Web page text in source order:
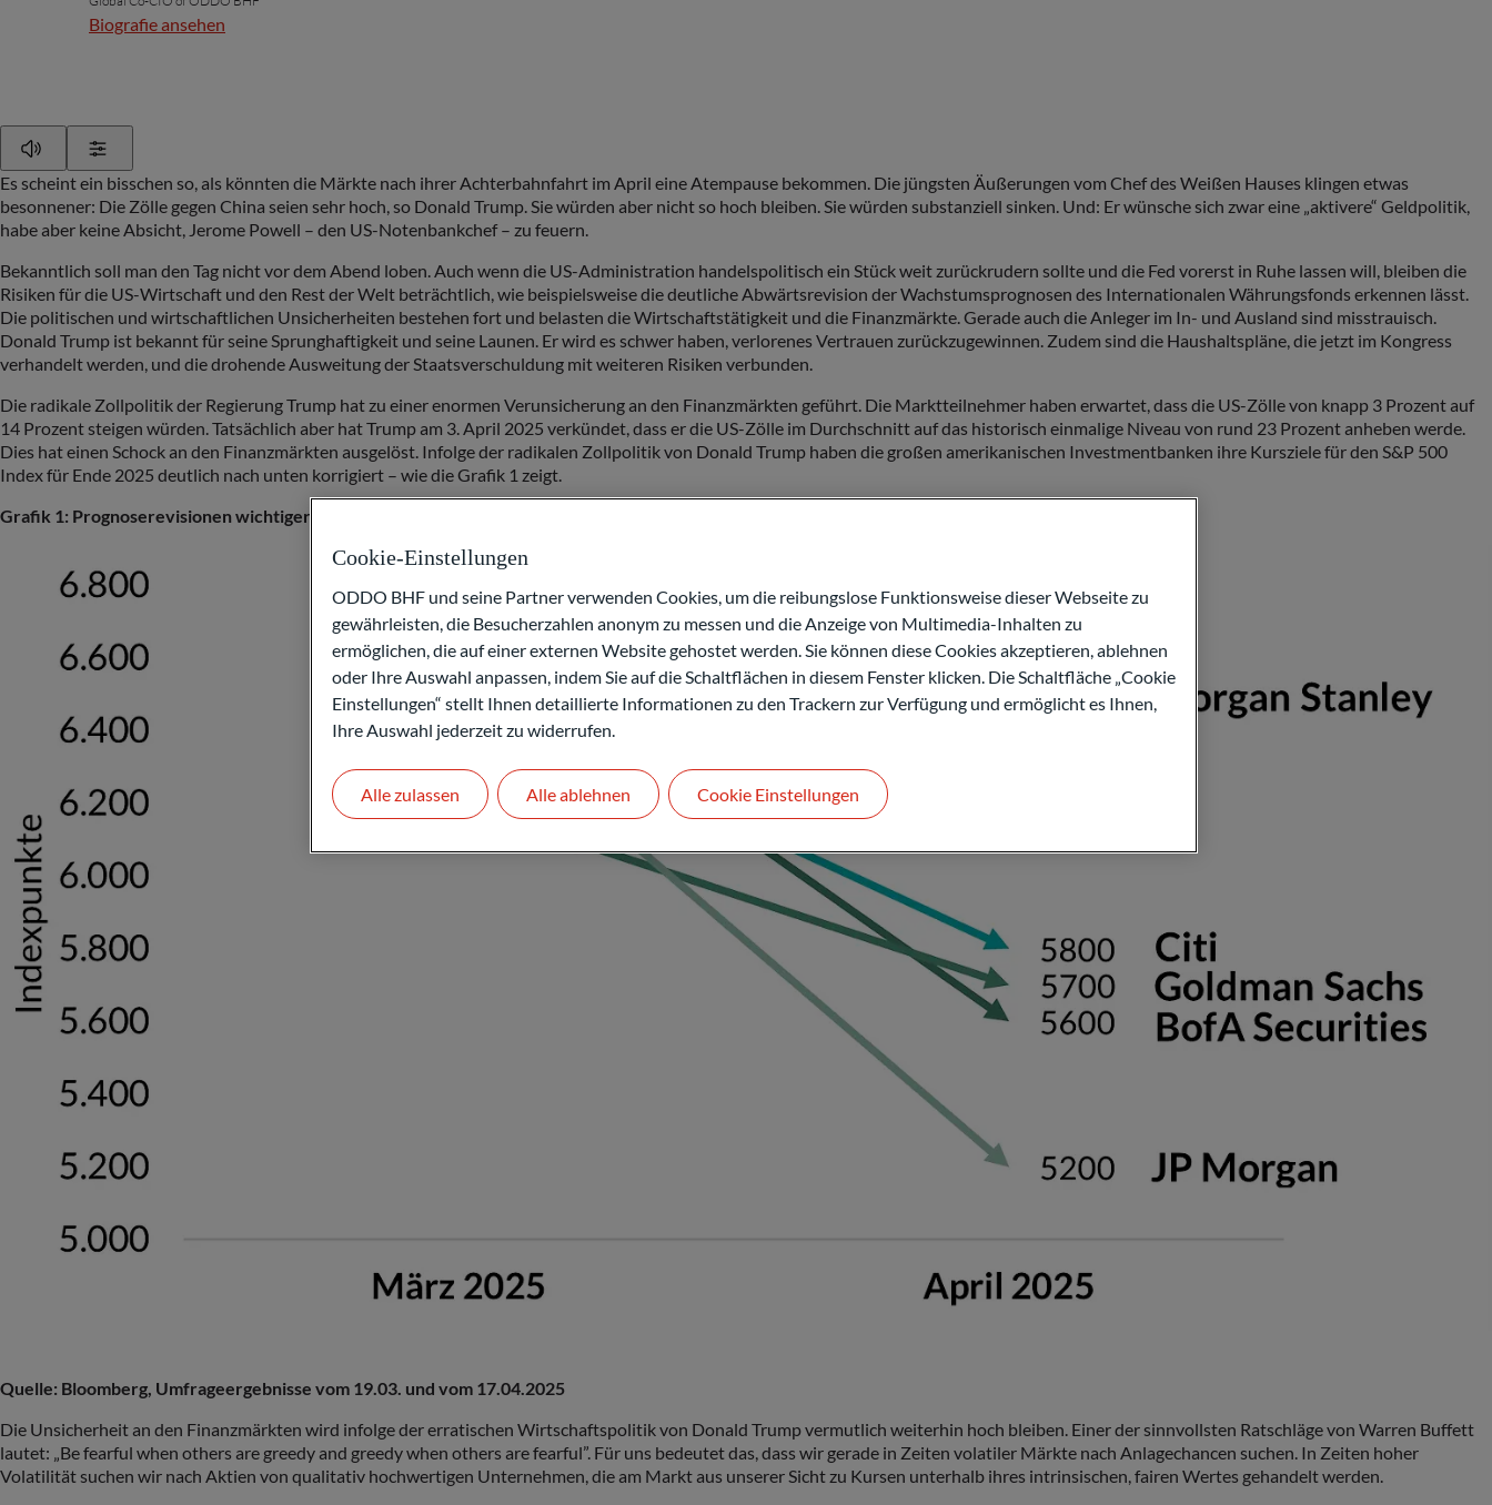
Biografie ansehen
Es scheint ein bisschen so, als könnten die Märkte nach ihrer Achterbahnfahrt im April eine Atempause bekommen. Die jüngsten Äußerungen vom Chef des Weißen Hauses klingen etwas
besonnener: Die Zölle gegen China seien sehr hoch, so Donald Trump. Sie würden aber nicht so hoch bleiben. Sie würden substanziell sinken. Und: Er wünsche sich zwar eine „aktivere“ Geldpolitik,
habe aber keine Absicht, Jerome Powell – den US-Notenbankchef – zu feuern.
Bekanntlich soll man den Tag nicht vor dem Abend loben. Auch wenn die US-Administration handelspolitisch ein Stück weit zurückrudern sollte und die Fed vorerst in Ruhe lassen will, bleiben die
Risiken für die US-Wirtschaft und den Rest der Welt beträchtlich, wie beispielsweise die deutliche Abwärtsrevision der Wachstumsprognosen des Internationalen Währungsfonds erkennen lässt.
Die politischen und wirtschaftlichen Unsicherheiten bestehen fort und belasten die Wirtschaftstätigkeit und die Finanzmärkte. Gerade auch die Anleger im In- und Ausland sind misstrauisch.
Donald Trump ist bekannt für seine Sprunghaftigkeit und seine Launen. Er wird es schwer haben, verlorenes Vertrauen zurückzugewinnen. Zudem sind die Haushaltspläne, die jetzt im Kongress
verhandelt werden, und die drohende Ausweitung der Staatsverschuldung mit weiteren Risiken verbunden.
Die radikale Zollpolitik der Regierung Trump hat zu einer enormen Verunsicherung an den Finanzmärkten geführt. Die Marktteilnehmer haben erwartet, dass die US-Zölle von knapp 3 Prozent auf
14 Prozent steigen würden. Tatsächlich aber hat Trump am 3. April 2025 verkündet, dass er die US-Zölle im Durchschnitt auf das historisch einmalige Niveau von rund 23 Prozent anheben werde.
Dies hat einen Schock an den Finanzmärkten ausgelöst. Infolge der radikalen Zollpolitik von Donald Trump haben die großen amerikanischen Investmentbanken ihre Kursziele für den S&P 500
Index für Ende 2025 deutlich nach unten korrigiert – wie die Grafik 1 zeigt.
Grafik 1: Prognoserevisionen wichtiger US-Broker von März auf April 2025 für den S&P 500-Index zum Jahresschluss 2025
Quelle: Bloomberg, Umfrageergebnisse vom 19.03. und vom 17.04.2025
Die Unsicherheit an den Finanzmärkten wird infolge der erratischen Wirtschaftspolitik von Donald Trump vermutlich weiterhin hoch bleiben. Einer der sinnvollsten Ratschläge von Warren Buffett
lautet: „Be fearful when others are greedy and greedy when others are fearful”. Für uns bedeutet das, dass wir gerade in Zeiten volatiler Märkte nach Anlagechancen suchen. In Zeiten hoher
Volatilität suchen wir nach Aktien von qualitativ hochwertigen Unternehmen, die am Markt aus unserer Sicht zu Kursen unterhalb ihres intrinsischen, fairen Wertes gehandelt werden.
Cookie-Einstellungen
ODDO BHF und seine Partner verwenden Cookies, um die reibungslose Funktionsweise dieser Webseite zu
gewährleisten, die Besucherzahlen anonym zu messen und die Anzeige von Multimedia-Inhalten zu
ermöglichen, die auf einer externen Website gehostet werden. Sie können diese Cookies akzeptieren, ablehnen
oder Ihre Auswahl anpassen, indem Sie auf die Schaltflächen in diesem Fenster klicken. Die Schaltfläche „Cookie
Einstellungen“ stellt Ihnen detaillierte Informationen zu den Trackern zur Verfügung und ermöglicht es Ihnen,
Ihre Auswahl jederzeit zu widerrufen.
Alle ablehnen
Alle zulassen Cookie Einstellungen